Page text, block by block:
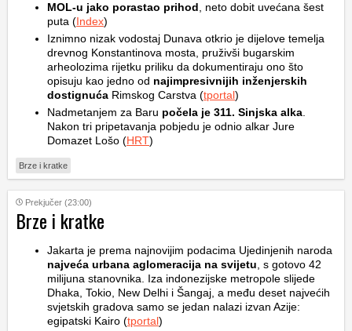
MOL-u jako porastao prihod , neto dobit uvećana šest
puta (Index)
Iznimno nizak vodostaj Dunava otkrio je dijelove temelja
drevnog Konstantinova mosta, pruživši bugarskim
arheolozima rijetku priliku da dokumentiraju ono što
opisuju kao jedno od najimpresivnijih inženjerskih
dostignuća Rimskog Carstva (tportal)
Nadmetanjem za Baru počela je 311. Sinjska alka
Nakon tri pripetavanja pobjedu je odnio alkar Jure
Domazet Lošo (HRT)
Brze i kratke
Prekjučer (23:00)
Brze i kratke
Jakarta je prema najnovijim podacima Ujedinjenih naroda
najveća urbana aglomeracija na svijetu , s gotovo 42
milijuna stanovnika. Iza indonezijske metropole slijede
Dhaka, Tokio, New Delhi i Šangaj, a među deset najvećih
svjetskih gradova samo se jedan nalazi izvan Azije:
egipatski Kairo (tportal)